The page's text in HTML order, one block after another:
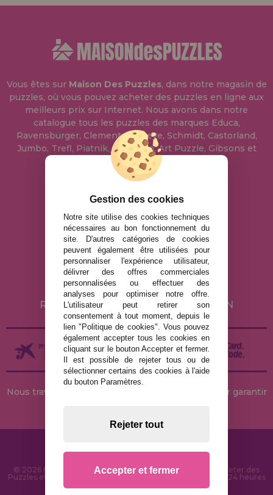
Vous êtes sur Maison Des Puzzles, dans notre magasin de
puzzles, où vous pouvez acheter des puzzles en ligne aux
meilleurs prix sur Internet. Nous avons dans notre
catalogue tous les puzzles des marques Educa,
Ravensburger, Clementoni, Heye, Schmidt, Castorland,
Jumbo, Trefl, Piatnik, Anatolian, Art Puzzle, Gibsons et
bien d'autres.
info@maisondespuzzles.fr
MENTIONS LÉGALES
POLITIQUE DE CONFIDENTIALITÉ
POLITIQUE DE COOKIES
LIVRAISON ET RETOUR
RETOURS / DROIT DE RÉTRACTATION
Nous travaillons avec des stocks permanents pour garantir
© 2026 MaisonDesPuzzles.fr - Boutique en ligne pour acheter des
Puzzles et des Casse-têtes sur Internet. Livraison rapide en 24 heures
Gestion des cookies
Notre site utilise des cookies techniques
nécessaires au bon fonctionnement du
site. D'autres catégories de cookies
peuvent également être utilisées pour
personnaliser l'expérience utilisateur,
délivrer des offres commerciales
personnalisées ou effectuer des
analyses pour optimiser notre offre.
L'utilisateur peut retirer son
consentement à tout moment, depuis le
lien "Politique de cookies". Vous pouvez
également accepter tous les cookies en
cliquant sur le bouton Accepter et fermer.
Il est possible de rejeter tous ou de
sélectionner certains des cookies à l'aide
du bouton Paramètres.
Rejeter tout
Accepter et fermer